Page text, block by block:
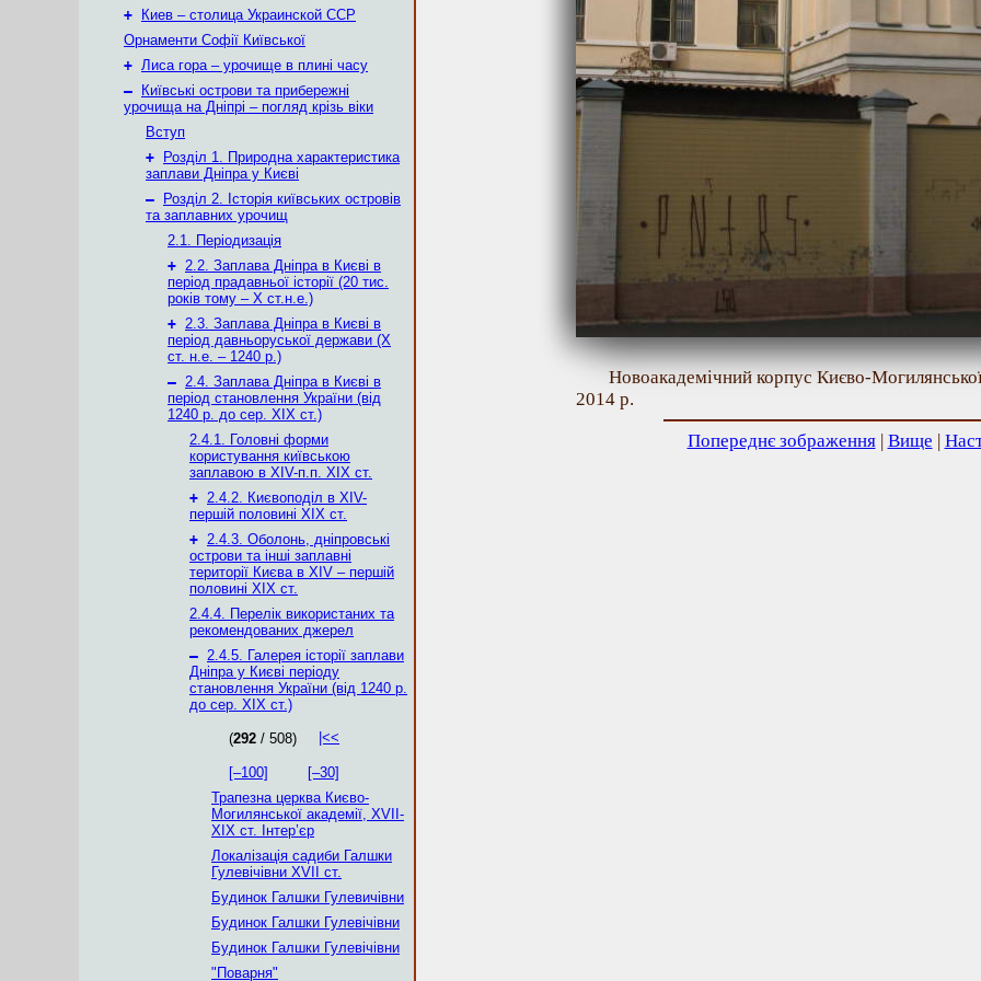
+
Киев – столица Украинской ССР
Орнаменти Софії Київської
+ Лиса гора – урочище в плині часу
–
Київські острови та прибережні
урочища на Дніпрі – погляд крізь віки
Вступ
+
Розділ 1. Природна характеристика
заплави Дніпра у Києві
–
Розділ 2. Історія київських островів
та заплавних урочищ
2.1. Періодизація
+ 2.2. Заплава Дніпра в Києві в
період прадавньої історії (20 тис.
років тому – X ст.н.е.)
+ 2.3. Заплава Дніпра в Києві в
період давньоруської держави (Х
ст. н.е. – 1240 р.)
– 2.4. Заплава Дніпра в Києві в
період становлення України (від
1240 р. до сер. ХІХ ст.)
2.4.1. Головні форми
користування київською
заплавою в XIV-п.п. XIX ст.
+ 2.4.2. Києвоподіл в XІV-
першій половині XIX ст.
+ 2.4.3. Оболонь, дніпровські
острови та інші заплавні
території Києва в XIV – першій
половині XIX ст.
2.4.4. Перелік використаних та
рекомендованих джерел
– 2.4.5. Галерея історії заплави
Дніпра у Києві періоду
становлення України (від 1240 р.
до сер. ХІХ ст.)
(292 / 508) |<<
[–100]
[–30]
Трапезна церква Києво-
Могилянської академії, XVII-
ХІХ ст. Інтер’єр
Локалізація садиби Галшки
Гулевічівни XVII ст.
Будинок Галшки Гулевичівни
Будинок Галшки Гулевічівни
Будинок Галшки Гулевічівни
"Поварня"
Новоакадемічний корпус Києво-
2014 р.
Попереднє зображення| Вище |